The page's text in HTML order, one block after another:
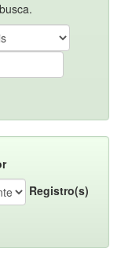
Registro(s)